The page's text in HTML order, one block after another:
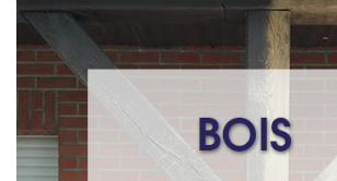
Aérogommage
Meuble, Portail, parquet, escaliers,
portes, volets,
’aérogommage
sera la
meilleure solution pour ce